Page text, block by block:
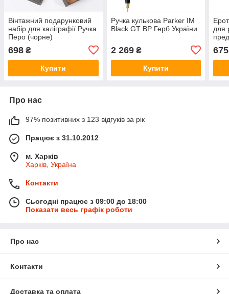
Вінтажний подарунковий
набір для каліграфії Ручка
Перо (чорне)
698 ₴
Купити
Ручка кулькова Parker IM
Black GT BP Герб України
2 269₴
Купити
для
675
Про нас
97% позитивних з 123 відгуків за рік
Працює з 31.10.2012
м. Харків
Харків, Україна
Контакти
Сьогодні працює з 09:00 до 18:00
Показати весь графік роботи
Про нас
Контакти
Доставка та оплата